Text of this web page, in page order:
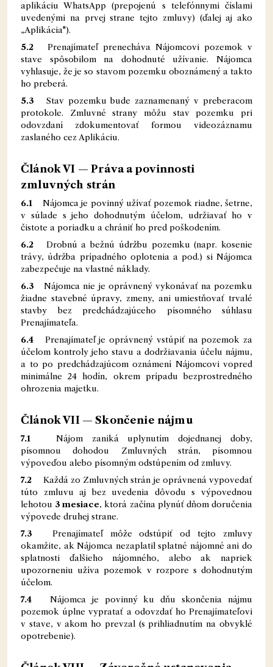
aplikáciu WhatsApp (prepojenú s telefónnymi číslami
uvedenými na prvej strane tejto zmluvy) (ďalej aj ako
„Aplikácia").
5.2
Prenajímateľ prenecháva Nájomcovi pozemok v
stave spôsobilom na dohodnuté užívanie. Nájomca
vyhlasuje, že je so stavom pozemku oboznámený a takto
ho preberá.
5.3
Stav pozemku bude zaznamenaný v preberacom
protokole. Zmluvné strany môžu stav pozemku pri
odovzdaní zdokumentovať formou videozáznamu
zaslaného cez Aplikáciu.
Článok VI — Práva a povinnosti
zmluvných strán
6.1
Nájomca je povinný užívať pozemok riadne, šetrne,
v súlade s jeho dohodnutým účelom, udržiavať ho v
čistote a poriadku a chrániť ho pred poškodením.
6.2
Drobnú a bežnú údržbu pozemku (napr. kosenie
trávy, údržba prípadného oplotenia a pod.) si Nájomca
zabezpečuje na vlastné náklady.
6.3
Nájomca nie je oprávnený vykonávať na pozemku
žiadne stavebné úpravy, zmeny, ani umiestňovať trvalé
stavby bez predchádzajúceho písomného súhlasu
Prenajímateľa.
6.4
Prenajímateľ je oprávnený vstúpiť na pozemok za
účelom kontroly jeho stavu a dodržiavania účelu nájmu,
a to po predchádzajúcom oznámení Nájomcovi vopred
minimálne 24 hodín, okrem prípadu bezprostredného
ohrozenia majetku.
Článok VII — Skončenie nájmu
7.1
Nájom zaniká uplynutím dojednanej doby,
písomnou dohodou Zmluvných strán, písomnou
výpoveďou alebo písomným odstúpením od zmluvy.
7.2
Každá zo Zmluvných strán je oprávnená vypovedať
túto zmluvu aj bez uvedenia dôvodu s výpovednou
lehotou 3 mesiace, ktorá začína plynúť dňom doručenia
výpovede druhej strane.
7.3
Prenajímateľ môže odstúpiť od tejto zmluvy
okamžite, ak Nájomca nezaplatil splatné nájomné ani do
splatnosti ďalšieho nájomného, alebo ak napriek
upozorneniu užíva pozemok v rozpore s dohodnutým
účelom.
7.4
Nájomca je povinný ku dňu skončenia nájmu
pozemok úplne vypratať a odovzdať ho Prenajímateľovi
v stave, v akom ho prevzal (s prihliadnutím na obvyklé
opotrebenie).